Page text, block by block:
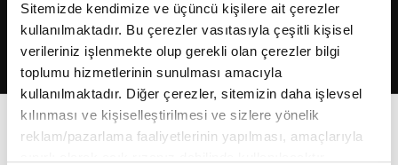
Sitemizde kendimize ve üçüncü kişilere ait çerezler
kullanılmaktadır. Bu çerezler vasıtasıyla çeşitli kişisel
verileriniz işlenmekte olup gerekli olan çerezler bilgi
toplumu hizmetlerinin sunulması amacıyla
kullanılmaktadır. Diğer çerezler, sitemizin daha işlevsel
kılınması ve kişiselleştirilmesi ve sizlere yönelik
reklam/pazarlama faaliyetlerinin yapılması, amaçlarıyla
2026Fikriyat. Tüm hakları saklıdır.